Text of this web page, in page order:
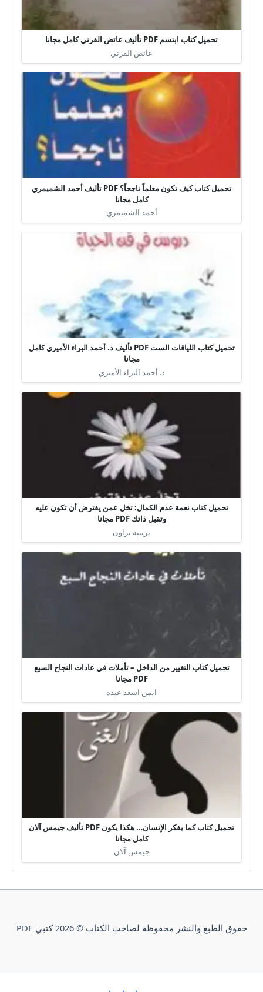
تحميل كتاب ابتسم PDF تأليف عائض القرني كامل مجانا
عائض القرني
تحميل كتاب كيف تكون معلماً ناجحاً؟ PDF تأليف أحمد الشميمري
كامل مجانا
أحمد الشميمري
تحميل كتاب اللياقات الست PDF تأليف د. أحمد البراء الأميري كامل
مجانا
د. أحمد البراء الأميري
تحميل كتاب نعمة عدم الكمال: تخل عمن يفترض أن تكون عليه
وتقبل ذاتك PDF مجانا
برينيه براون
تحميل كتاب التغيير من الداخل – تأملات في عادات النجاح السبع
PDF مجانا
ايمن اسعد عبده
تحميل كتاب كما يفكر الإنسان… هكذا يكون PDF تأليف جيمس آلان
كامل مجانا
جيمس آلان
حقوق الطبع والنشر محفوظة لصاحب الكتاب © 2026 كتبي PDF